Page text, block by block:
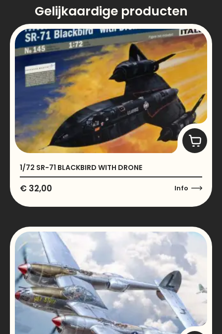
Gelijkaardige producten
1/72 SR-71 BLACKBIRD WITH DRONE
€ 32,00 Info